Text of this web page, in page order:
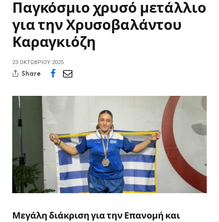
Παγκόσμιο χρυσό μετάλλιο
για την Χρυσοβαλάντου
Καραγκιόζη
23 ΟΚΤΩΒΡΊΟΥ 2025
Share
Μεγάλη διάκριση για την Επανομή και